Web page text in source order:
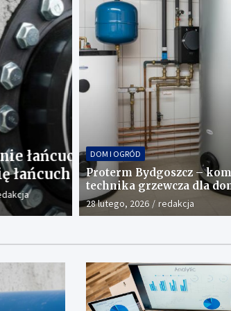
kiedy
FIRMA
Audyt SEO – co
wykorzystać?
25 września, 2025 Redaktor
DOM I OGRÓD
Proterm Bydgoszcz –
technika grzewcza dla
28 lutego, 2026 redakcja